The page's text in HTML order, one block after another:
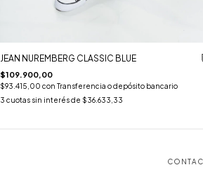
JEAN NUREMBERG CLASSIC BLUE
$109.900,00
$93.415,00 con Transferencia o depósito bancario
3 cuotas sin interés de $36.633,33